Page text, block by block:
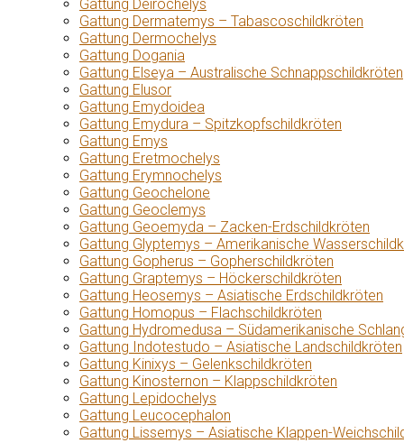
Gattung Deirochelys
Gattung Dermatemys – Tabascoschildkröten
Gattung Dermochelys
Gattung Dogania
Gattung Elseya – Australische Schnappschildkröten
Gattung Elusor
Gattung Emydoidea
Gattung Emydura – Spitzkopfschildkröten
Gattung Emys
Gattung Eretmochelys
Gattung Erymnochelys
Gattung Geochelone
Gattung Geoclemys
Gattung Geoemyda – Zacken-Erdschildkröten
Gattung Glyptemys – Amerikanische
Gattung Gopherus – Gopherschildkröten
Gattung Graptemys – Höckerschildkröten
Gattung Heosemys – Asiatische Erdschildkröten
Gattung Homopus – Flachschildkröten
Gattung Hydromedusa – Südamerikanische
Gattung Indotestudo – Asiatische Landschildkröten
Gattung Kinixys – Gelenkschildkröten
Gattung Kinosternon – Klappschildkröten
Gattung Lepidochelys
Gattung Leucocephalon
Gattung Lissemys – Asiatische Klappen-